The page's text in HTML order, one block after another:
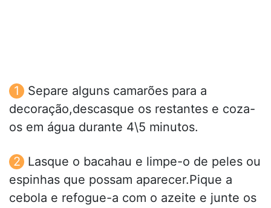
Separe alguns camarões para a
decoração,descasque os restantes e coza-
os em água durante 4\5 minutos.
Lasque o bacahau e limpe-o de peles ou
espinhas que possam aparecer.Pique a
cebola e refogue-a com o azeite e junte os